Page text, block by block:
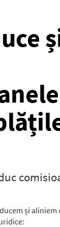
și